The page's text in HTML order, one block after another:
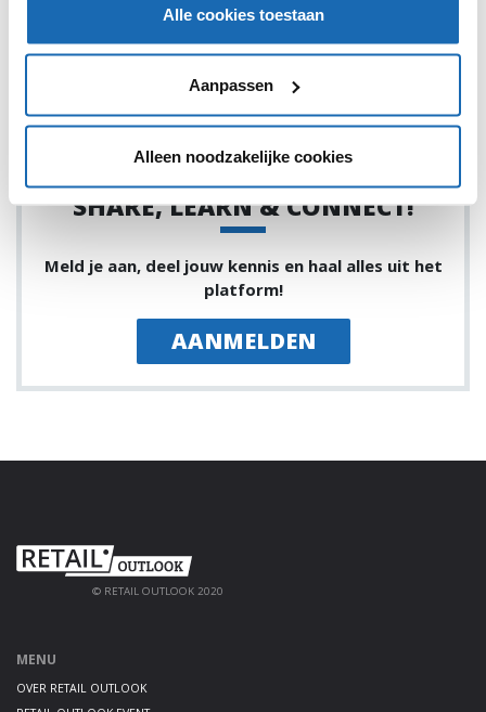
Alle cookies toestaan
Aanpassen
Alleen noodzakelijke cookies
1
SHARE, LEARN & CONNECT!
Meld je aan, deel jouw kennis en haal alles uit het
platform!
AANMELDEN
© RETAIL OUTLOOK 2020
MENU
OVER RETAIL OUTLOOK